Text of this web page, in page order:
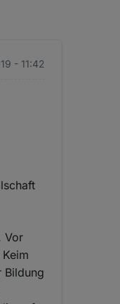
- 11:42
Vor
Bildung